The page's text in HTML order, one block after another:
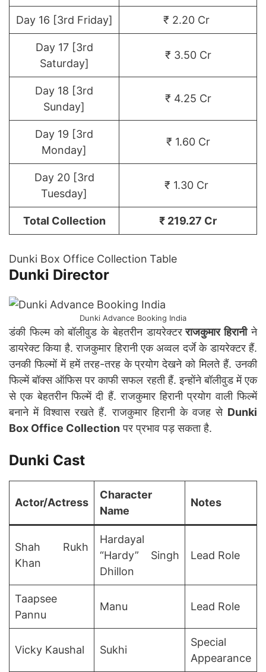
Day 16 [3rd Friday] ₹ 2.20 Cr
Day 17 [3rd
Saturday]
₹ 3.50 Cr
Day 18 [3rd
Sunday]
₹ 4.25 Cr
Day 19 [3rd
Monday]
₹ 1.60 Cr
Day 20 [3rd
Tuesday]
₹ 1.30 Cr
Total Collection ₹ 219.27 Cr
Dunki Box Office Collection Table
Dunki Director
Dunki Advance Booking India
डंकी फिल्म को बॉलीवुड के बेहतरीन डायरेक्टरराजकुमार हिरानीने
डायरेक्ट किया है. राजकुमार हिरानी एक अव्वल दर्जे के डायरेक्टर हैं.
उनकी फिल्मों में हमें तरह-तरह के प्रयोग देखने को मिलते हैं. उनकी
फिल्में बॉक्स ऑफिस पर काफी सफल रहती हैं. इन्होंने बॉलीवुड में एक
से एक बेहतरीन फिल्में दी हैं. राजकुमार हिरानी प्रयोग वाली फिल्में
बनाने में विश्वास रखते हैं. राजकुमार हिरानी के वजह से Dunki
Box Office Collectionपर प्रभाव पड़ सकता है.
Dunki Cast
Actor/Actress
Character
Name
Notes
Shah Rukh
Khan
Hardayal
“Hardy” Singh
Dhillon
Lead Role
Taapsee
Pannu
Manu Lead Role
Vicky Kaushal Sukhi
Special
Appearance